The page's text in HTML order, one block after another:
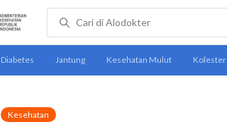
Kesehatan